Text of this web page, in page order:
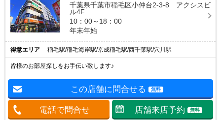
千葉県千葉市稲毛区小仲台2-3-8 アクシスビ
ル4F
10：00～18：00
年末年始
得意エリア 稲毛駅/稲毛海岸駅/京成稲毛駅/西千葉駅/穴川駅
皆様のお部屋探しをお手伝い致します♪
この店舗に問合せる 無料
電話で問合せ 店舗来店予約 無料